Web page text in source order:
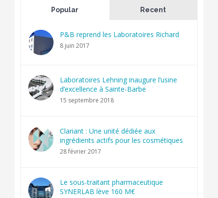
Popular Recent
P&B reprend les Laboratoires Richard
8 juin 2017
Laboratoires Lehning inaugure l’usine
d’excellence à Sainte-Barbe
15 septembre 2018
Clariant : Une unité dédiée aux
ingrédients actifs pour les cosmétiques
28 février 2017
Le sous-traitant pharmaceutique
SYNERLAB lève 160 M€